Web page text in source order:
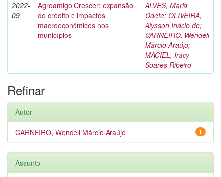
2022-
09
Agroamigo Crescer: expansão
do crédito e impactos
macroeconômicos nos
municípios
ALVES, Maria
Odete; OLIVEIRA,
Alysson Inácio de;
CARNEIRO, Wendell
Márcio Araújo;
MACIEL, Iracy
Soares Ribeiro
Refinar
Autor
1
CARNEIRO, Wendell Márcio Araújo
Assunto